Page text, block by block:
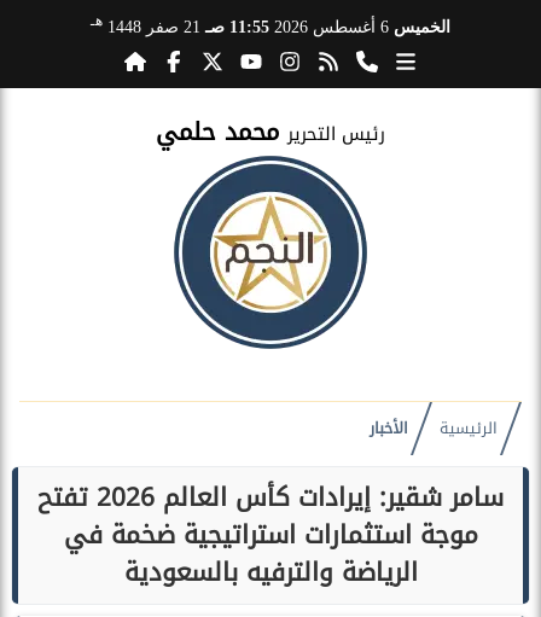
الخميس 11:55 صـ 21 صفر 1448 هـ
رئيس التحرير محمد حلمي
الرئيسية الأخبار
سامر شقير: إيرادات كأس العالم 2026 تفتح
موجة استثمارات استراتيجية ضخمة في
الرياضة والترفيه بالسعودية